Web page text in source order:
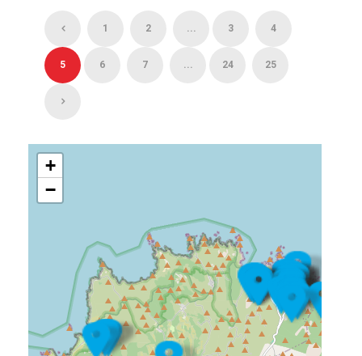
1 2 ... 3 4
5 6 7 ... 24 25
+
−